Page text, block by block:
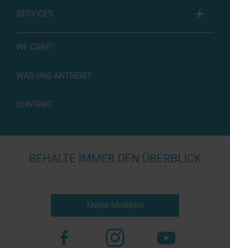
SERVICES
WE CARE™
WAS UNS ANTREIBT
KONTAKT
BEHALTE IMMER DEN ÜBERBLICK
Meine Merkliste